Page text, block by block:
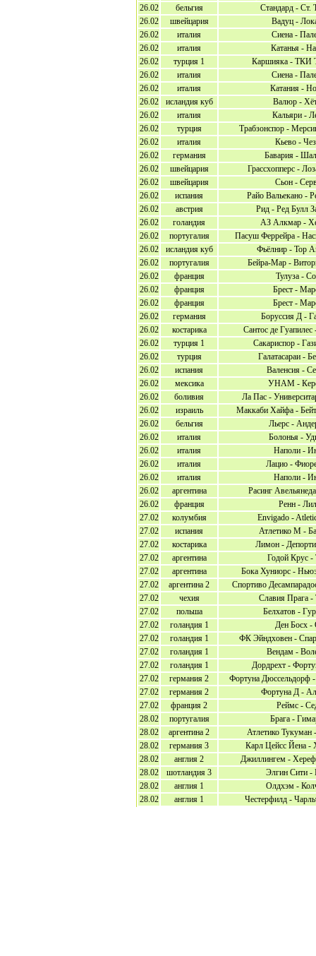
26.02
бельгия
Стандард - Ст.
26.02
швейцария
Вадуц -
26.02
италия
Сиена -
26.02
италия
Катанья -
26.02
турция 1
Каршияка - ТКИ
26.02
италия
Сиена -
26.02
италия
Катания -
26.02
исландия куб
Валюр -
26.02
италия
Кальяри -
26.02
турция
Трабзонспор -
26.02
италия
Кьево -
26.02
германия
Бавария -
26.02
швейцария
Грассхопперс -
26.02
швейцария
Сьон -
26.02
испания
Райо Вальекано -
26.02
австрия
Рид - Ред Булл
26.02
голандия
АЗ Алкмар -
26.02
португалия
Пасуш Феррейра -
26.02
исландия куб
Фьёлнир - Тор
26.02
португалия
Бейра-Мар -
26.02
франция
Тулуза -
26.02
франция
Брест -
26.02
франция
Брест -
26.02
германия
Боруссия Д -
26.02
костарика
Сантос де Гуапилес
26.02
турция 1
Сакариспор -
26.02
турция
Галатасараи -
26.02
испания
Валенсия -
26.02
мексика
УНАМ -
26.02
боливия
Ла Пас -
26.02
израиль
Маккаби Хайфа -
26.02
бельгия
Льерс -
26.02
италия
Болонья -
26.02
италия
Наполи -
26.02
италия
Лацио -
26.02
италия
Наполи -
26.02
аргентина
Расинг
26.02
франция
Ренн -
27.02
колумбия
Envigado -
27.02
испания
Атлетико М -
27.02
костарика
Лимон -
27.02
аргентина
Годой Крус -
27.02
аргентина
Бока Хуниорс -
27.02
аргентина 2
Спортиво
27.02
чехия
Славия Прага -
27.02
польша
Белхатов -
27.02
голандия 1
Ден Босх -
27.02
голандия 1
ФК Эйндховен -
27.02
голандия 1
Вендам -
27.02
голандия 1
Дордрехт -
27.02
германия 2
Фортуна Дюссельдорф
27.02
германия 2
Фортуна Д -
27.02
франция 2
Реймс -
28.02
португалия
Брага -
28.02
аргентина 2
Атлетико Тукуман
28.02
германия 3
Карл Цейсс Йена -
28.02
англия 2
Джиллингем -
28.02
шотландия 3
Элгин Сити -
28.02
англия 1
Олдхэм -
28.02
англия 1 Честерфилд -